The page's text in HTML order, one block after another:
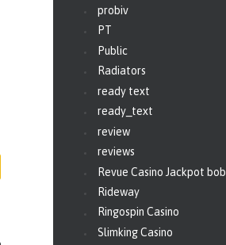
probiv
PT
Public
Radiators
ready text
ready_text
review
reviews
Revue Casino Jackpot bob
Rideway
Ringospin Casino
Slimking Casino